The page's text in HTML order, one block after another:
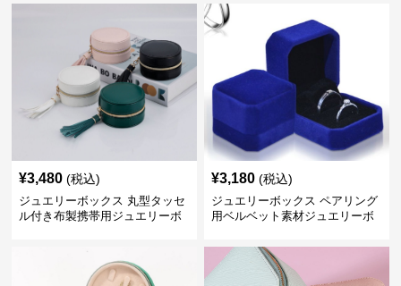
¥3,480 (税込)
ジュエリーボックス 丸型タッセ
ル付き布製携帯用ジュエリーボ
¥3,180 (税込)
ジュエリーボックス ペアリング
用ベルベット素材ジュエリーボ